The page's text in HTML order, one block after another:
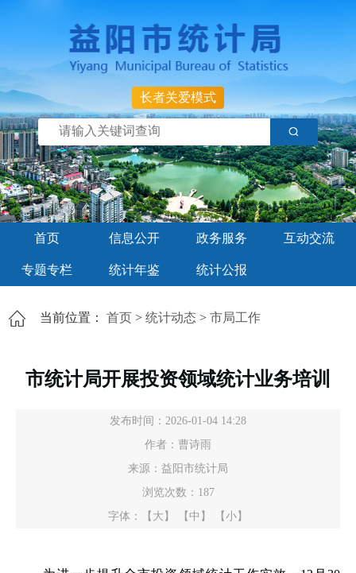
长者关爱模式
首页 信息公开 政务服务 互动交流
专题专栏 统计年鉴 统计公报
当前位置： 首页 > 统计动态 > 市局工作
市统计局开展投资领域统计业务培训
发布时间：2026-01-04 14:28
作者：曹诗雨
来源：益阳市统计局
浏览次数： 187
字体：
【大】 【中】 【小】